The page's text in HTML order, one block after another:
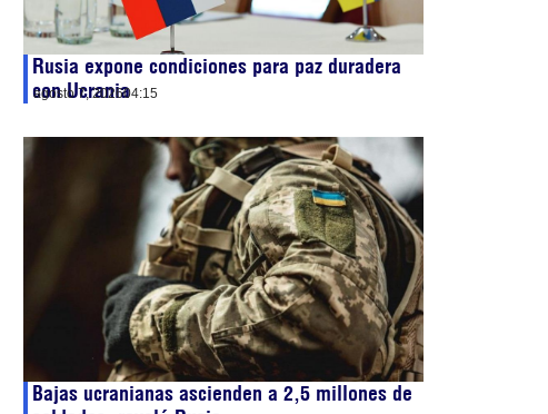
Rusia expone condiciones para paz duradera
con Ucrania
agosto 7, 202604:15
Bajas ucranianas ascienden a 2,5 millones de